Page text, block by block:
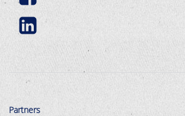
Partners